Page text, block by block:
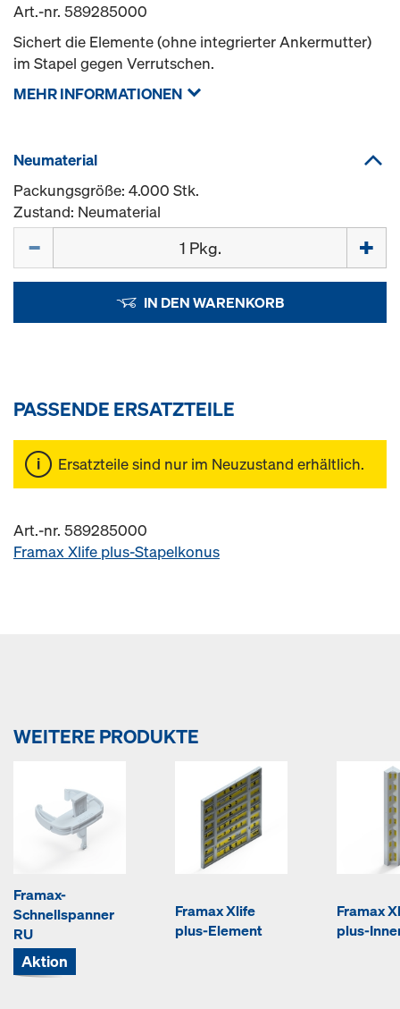
Art.-nr. 589285000
Sichert die Elemente (ohne integrierter Ankermutter)
im Stapel gegen Verrutschen.
MEHR INFORMATIONEN
Neumaterial
Packungsgröße: 4.000 Stk.
Zustand: Neumaterial
IN DEN WARENKORB
PASSENDE ERSATZTEILE
Ersatzteile sind nur im Neuzustand erhältlich.
Art.-nr. 589285000
Framax Xlife plus-Stapelkonus
WEITERE PRODUKTE
Framax-
Schnellspanner
RU
Aktion
Framax Xlife
plus-Element
Framax
plus-